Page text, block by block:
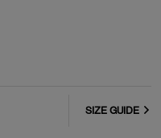
SIZE GUIDE